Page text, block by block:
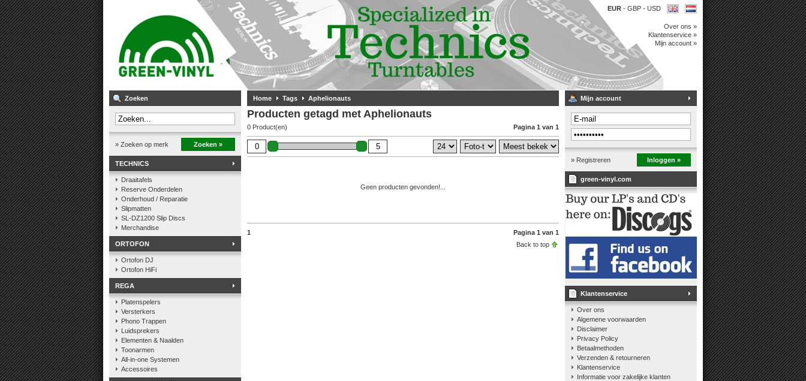
EUR - GBP - USD
Over ons »
Klantenservice »
Mijn account »
Zoeken
» Zoeken op merk Zoeken »
TECHNICS
Draaitafels
Reserve Onderdelen
Onderhoud / Reparatie
Slipmatten
SL-DZ1200 Slip Discs
Merchandise
ORTOFON
Ortofon DJ
Ortofon HiFi
REGA
Platenspelers
Versterkers
Phono Trappen
Luidsprekers
Elementen & Naalden
Toonarmen
All-in-one Systemen
Accessoires
Home Tags Aphelionauts
Producten getagd met Aphelionauts
0 Product(en) Pagina 1 van 1
Geen producten gevonden!...
1
Pagina 1 van 1
Back to top
Mijn account
» Registreren Inloggen »
green-vinyl.com
Klantenservice
Over ons
Algemene voorwaarden
Disclaimer
Privacy Policy
Betaalmethoden
Verzenden & retourneren
Klantenservice
Informatie voor zakelijke klanten